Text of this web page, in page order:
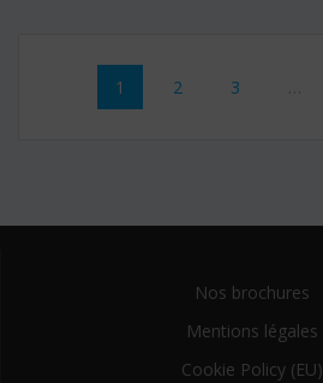
Posts
navigation
Page
1 Page
2 Page
3 …
Nos brochures
Mentions légales
Cookie Policy (EU)